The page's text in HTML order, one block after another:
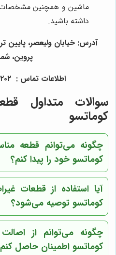
ماشین و همچنین مشخصات
داشته باشید.
آدرس: خيابان وليعصر، پايين
پروين،
اطلاعات تماس : ٢٢٠٣٨٢٠٢ (١٠ خط)
سوالات متداول
کوماتسو
چگونه می‌توانم قطعه
کوماتسو خود را پیدا کنم؟
آیا استفاده از قطعات
کوماتسو توصیه می‌شود؟
چگونه می‌توانم از
کوماتسو اطمینان حاصل